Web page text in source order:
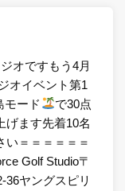
オですもう4月
オイベント第1
モード
で30点
げます先着10名
い＝＝＝＝＝＝
Golf Studio〒
36ヤングスピリ